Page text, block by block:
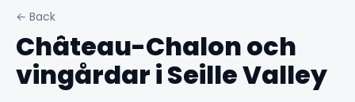
← Back
Château-Chalon och
vingårdar i Seille Valley